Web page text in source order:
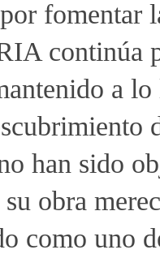
continúa
a
han sido
obra
como uno